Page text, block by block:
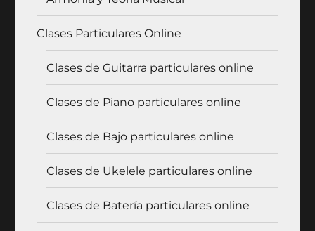
Clases Particulares Online
Clases de Guitarra particulares online
Clases de Piano particulares online
Clases de Bajo particulares online
Clases de Ukelele particulares online
Clases de Batería particulares online